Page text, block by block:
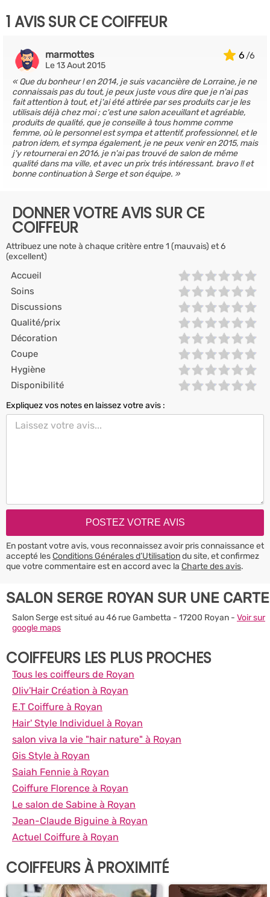
1 AVIS SUR CE COIFFEUR
6
marmottes
Le 13 Aout 2015
Que du bonheur ! en 2014, je suis vacancière de Lorraine, je ne
connaissais pas du tout, je peux juste vous dire que je n'ai pas
fait attention à tout, et j'ai été attirée par ses produits car je les
utilisais déjà chez moi ; c'est une salon aceuillant et agréable,
produits de qualité, que je conseille à tous homme comme
femme, où le personnel est sympa et attentif, professionnel, et le
patron idem, et sympa également, je ne peux venir en 2015, mais
j'y retournerai en 2016, je n'ai pas trouvé de salon de même
qualité dans ma ville, et avec un prix trés intéressant. bravo !! et
bonne continuation à Serge et son équipe.
DONNER VOTRE AVIS SUR CE
COIFFEUR
Attribuez une note à chaque critère entre 1 (mauvais) et 6
(excellent)
Accueil
Soins
Discussions
Qualité/prix
Décoration
Coupe
Hygiène
Disponibilité
Expliquez vos notes en laissez votre avis :
En postant votre avis, vous reconnaissez avoir pris connaissance et
accepté lesConditions Générales d’Utilisationdu site, et confirmez
que votre commentaire est en accord avec la Charte des avis.
SALON SERGE ROYAN SUR UNE CARTE
Salon Serge est situé au 46 rue Gambetta - 17200 Royan - Voir sur
google maps
COIFFEURS LES PLUS PROCHES
Tous les coiffeurs de Royan
Oliv'Hair Création à Royan
E.T Coiffure à Royan
Hair' Style Individuel à Royan
salon viva la vie "hair nature" à Royan
Gis Style à Royan
Saiah Fennie à Royan
Coiffure Florence à Royan
Le salon de Sabine à Royan
Jean-Claude Biguine à Royan
Actuel Coiffure à Royan
COIFFEURS À PROXIMITÉ